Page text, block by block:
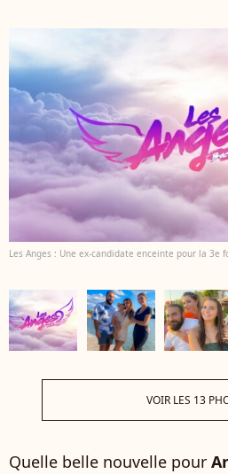
Les Anges : Une ex-candidate enceinte pour la 3e
VOIR LES 13
Quelle belle nouvelle pour